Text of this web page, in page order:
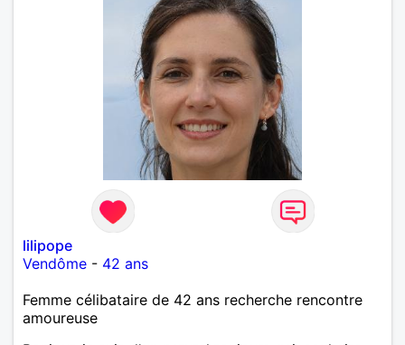
lilipope
Vendôme - 42 ans
Femme célibataire de 42 ans recherche rencontre
amoureuse